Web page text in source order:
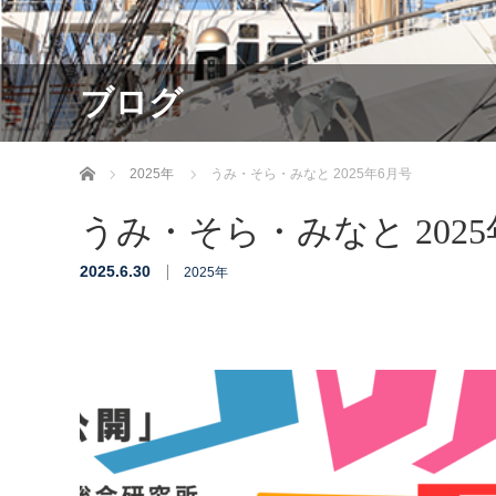
ブログ
ホーム 2025年 うみ・そら・みなと 2025年6月号
うみ・そら・みなと
2025.6.30 2025年